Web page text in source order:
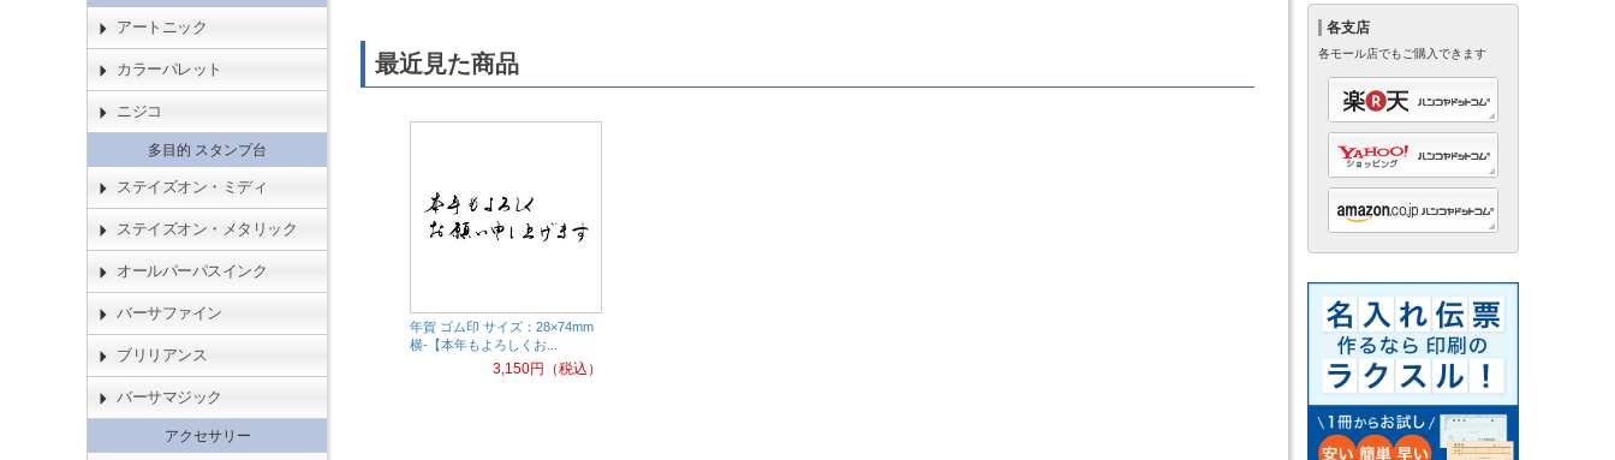
最近見た商品
年賀 ゴム印 サイズ：28×74mm
横-【本年もよろしくお...
3,150円（税込）
アートニック
カラーパレット
ニジコ
多目的 スタンプ台
ステイズオン・ミディ
ステイズオン・メタリック
オールパーパスインク
バーサファイン
ブリリアンス
バーサマジック
アクセサリー
各支店
各モール店でもご購入できます